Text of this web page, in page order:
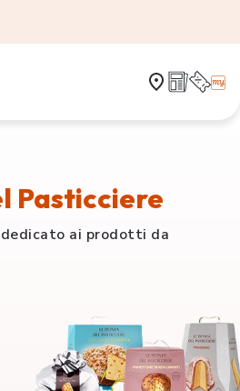
Pasticciere
ai prodotti da